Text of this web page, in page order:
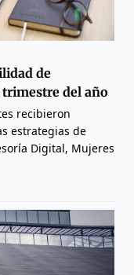
de
del año
recibieron
estrategias de
Digital, Mujeres